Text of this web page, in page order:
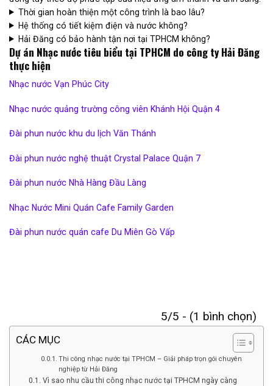
Thời gian hoàn thiện một công trình là bao lâu?
Hệ thống có tiết kiệm điện và nước không?
Hải Đăng có bảo hành tận nơi tại TPHCM không?
Dự án Nhạc nước tiêu biểu tại TPHCM do công ty Hải Đăng
thực hiện
Nhạc nước Vạn Phúc City
Nhạc nước quảng trường công viên Khánh Hội Quận 4
Đài phun nước khu du lịch Văn Thánh
Đài phun nước nghệ thuật Crystal Palace Quận 7
Đài phun nước Nhà Hàng Đầu Làng
Nhạc Nước Mini Quán Cafe Family Garden
Đài phun nước quán cafe Du Miên Gò Vấp
5/5 - (1 bình chọn)
CÁC MỤC
Thi công nhạc nước tại TPHCM – Giải pháp trọn gói chuyên
nghiệp từ Hải Đăng
Vì sao nhu cầu thi công nhạc nước tại TPHCM ngày càng